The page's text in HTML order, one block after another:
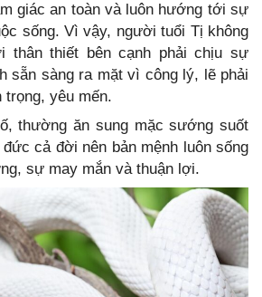
giác an toàn và luôn hướng tới sự
sống. Vì vậy, người tuổi Tị không
thân thiết bên cạnh phải chịu sự
sẵn sàng ra mặt vì công lý, lẽ phải
yêu mến.
thường ăn sung mặc sướng suốt
cả đời nên bản mệnh luôn sống
sự may mắn và thuận lợi.